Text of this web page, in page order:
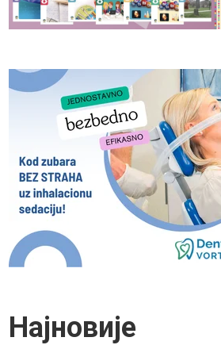
Најновије